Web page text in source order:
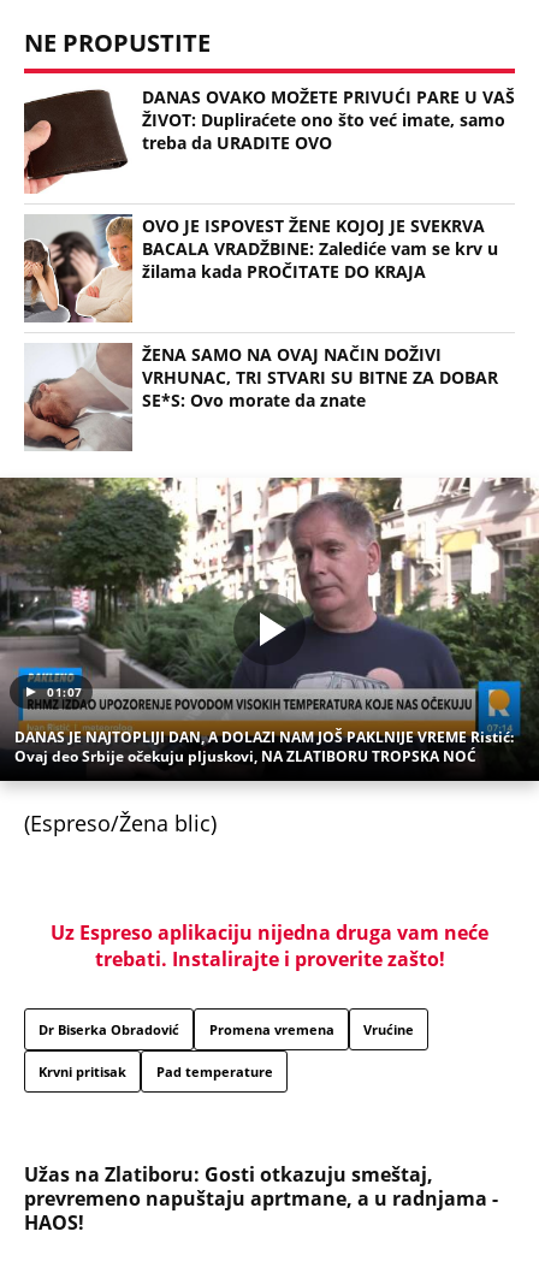
NE PROPUSTITE
DANAS OVAKO MOŽETE PRIVUĆI PARE U VAŠ
ŽIVOT: Dupliraćete ono što već imate, samo
treba da URADITE OVO
OVO JE ISPOVEST ŽENE KOJOJ JE SVEKRVA
BACALA VRADŽBINE: Zalediće vam se krv u
žilama kada PROČITATE DO KRAJA
ŽENA SAMO NA OVAJ NAČIN DOŽIVI
VRHUNAC, TRI STVARI SU BITNE ZA DOBAR
SE*S: Ovo morate da znate
01:07
DANAS JE NAJTOPLIJI DAN, A DOLAZI NAM JOŠ PAKLNIJE VREME Ristić:
Ovaj deo Srbije očekuju pljuskovi, NA ZLATIBORU TROPSKA NOĆ
(Espreso/Žena blic)
Uz Espreso aplikaciju nijedna druga vam neće
trebati. Instalirajte i proverite zašto!
Dr Biserka Obradović Promena vremena Vrućine
Krvni pritisak Pad temperature
Užas na Zlatiboru: Gosti otkazuju smeštaj,
prevremeno napuštaju aprtmane, a u radnjama -
HAOS!